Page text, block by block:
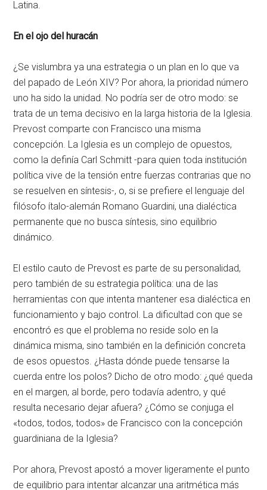
Latina.
En el ojo del huracán
¿Se vislumbra ya una estrategia o un plan en lo que va
del papado de León XIV? Por ahora, la prioridad número
uno ha sido la unidad. No podría ser de otro modo: se
trata de un tema decisivo en la larga historia de la Iglesia.
Prevost comparte con Francisco una misma
concepción. La Iglesia es un complejo de opuestos,
como la definía Carl Schmitt -para quien toda institución
política vive de la tensión entre fuerzas contrarias que no
se resuelven en síntesis-, o, si se prefiere el lenguaje del
filósofo ítalo-alemán Romano Guardini, una dialéctica
permanente que no busca síntesis, sino equilibrio
dinámico.
El estilo cauto de Prevost es parte de su personalidad,
pero también de su estrategia política: una de las
herramientas con que intenta mantener esa dialéctica en
funcionamiento y bajo control. La dificultad con que se
encontró es que el problema no reside solo en la
dinámica misma, sino también en la definición concreta
de esos opuestos. ¿Hasta dónde puede tensarse la
cuerda entre los polos? Dicho de otro modo: ¿qué queda
en el margen, al borde, pero todavía adentro, y qué
resulta necesario dejar afuera? ¿Cómo se conjuga el
«todos, todos, todos» de Francisco con la concepción
guardiniana de la Iglesia?
Por ahora, Prevost apostó a mover ligeramente el punto
de equilibrio para intentar alcanzar una aritmética más